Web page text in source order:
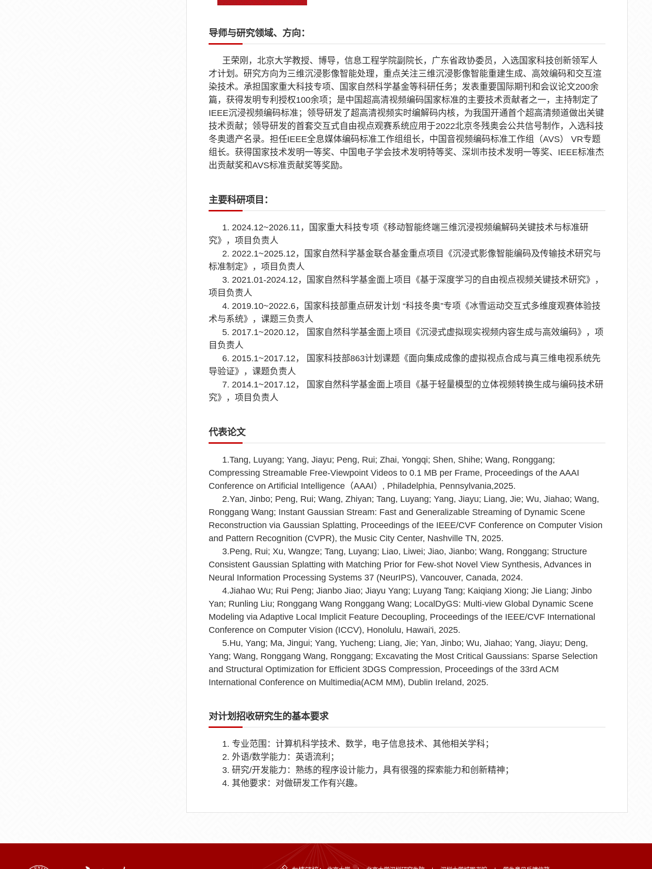
导师与研究领域、方向：
王荣刚，北京大学教授、博导，信息工程学院副院长，广东省政协委员，入选国家科技创新领军人
才计划。研究方向为三维沉浸影像智能处理，重点关注三维沉浸影像智能重建生成、高效编码和交互渲
染技术。承担国家重大科技专项、国家自然科学基金等科研任务；发表重要国际期刊和会议论文200余
篇，获得发明专利授权100余项；是中国超高清视频编码国家标准的主要技术贡献者之一，主持制定了
IEEE沉浸视频编码标准；领导研发了超高清视频实时编解码内核，为我国开通首个超高清频道做出关键
技术贡献；领导研发的首套交互式自由视点观赛系统应用于2022北京冬残奥会公共信号制作，入选科技
冬奥遗产名录。担任IEEE全息媒体编码标准工作组组长，中国音视频编码标准工作组（AVS） VR专题
组长。获得国家技术发明一等奖、中国电子学会技术发明特等奖、深圳市技术发明一等奖、IEEE标准杰
出贡献奖和AVS标准贡献奖等奖励。
主要科研项目：
1. 2024.12~2026.11，国家重大科技专项《移动智能终端三维沉浸视频编解码关键技术与标准研
究》，项目负责人
2. 2022.1~2025.12，国家自然科学基金联合基金重点项目《沉浸式影像智能编码及传输技术研究与
标准制定》，项目负责人
3. 2021.01-2024.12，国家自然科学基金面上项目《基于深度学习的自由视点视频关键技术研究》，
项目负责人
4. 2019.10~2022.6，国家科技部重点研发计划 “科技冬奥”专项《冰雪运动交互式多维度观赛体验技
术与系统》，课题三负责人
5. 2017.1~2020.12， 国家自然科学基金面上项目《沉浸式虚拟现实视频内容生成与高效编码》，项
目负责人
6. 2015.1~2017.12， 国家科技部863计划课题《面向集成成像的虚拟视点合成与真三维电视系统先
导验证》，课题负责人
7. 2014.1~2017.12， 国家自然科学基金面上项目《基于轻量模型的立体视频转换生成与编码技术研
究》，项目负责人
代表论文
1.Tang, Luyang; Yang, Jiayu; Peng, Rui; Zhai, Yongqi; Shen, Shihe; Wang, Ronggang;
Compressing Streamable Free-Viewpoint Videos to 0.1 MB per Frame, Proceedings of the AAAI
Conference on Artificial Intelligence（AAAI）, Philadelphia, Pennsylvania,2025.
2.Yan, Jinbo; Peng, Rui; Wang, Zhiyan; Tang, Luyang; Yang, Jiayu; Liang, Jie; Wu, Jiahao; Wang,
Ronggang Wang; Instant Gaussian Stream: Fast and Generalizable Streaming of Dynamic Scene
Reconstruction via Gaussian Splatting, Proceedings of the IEEE/CVF Conference on Computer Vision
and Pattern Recognition (CVPR), the Music City Center, Nashville TN, 2025.
3.Peng, Rui; Xu, Wangze; Tang, Luyang; Liao, Liwei; Jiao, Jianbo; Wang, Ronggang; Structure
Consistent Gaussian Splatting with Matching Prior for Few-shot Novel View Synthesis, Advances in
Neural Information Processing Systems 37 (NeurIPS), Vancouver, Canada, 2024.
4.Jiahao Wu; Rui Peng; Jianbo Jiao; Jiayu Yang; Luyang Tang; Kaiqiang Xiong; Jie Liang; Jinbo
Yan; Runling Liu; Ronggang Wang Ronggang Wang; LocalDyGS: Multi-view Global Dynamic Scene
Modeling via Adaptive Local Implicit Feature Decoupling, Proceedings of the IEEE/CVF International
Conference on Computer Vision (ICCV), Honolulu, Hawai'i, 2025.
5.Hu, Yang; Ma, Jingui; Yang, Yucheng; Liang, Jie; Yan, Jinbo; Wu, Jiahao; Yang, Jiayu; Deng,
Yang; Wang, Ronggang Wang, Ronggang; Excavating the Most Critical Gaussians: Sparse Selection
and Structural Optimization for Efficient 3DGS Compression, Proceedings of the 33rd ACM
International Conference on Multimedia(ACM MM), Dublin Ireland, 2025.
对计划招收研究生的基本要求
1. 专业范围：计算机科学技术、数学，电子信息技术、其他相关学科；
2. 外语/数学能力：英语流利；
3. 研究/开发能力：熟练的程序设计能力，具有很强的探索能力和创新精神；
4. 其他要求：对做研发工作有兴趣。